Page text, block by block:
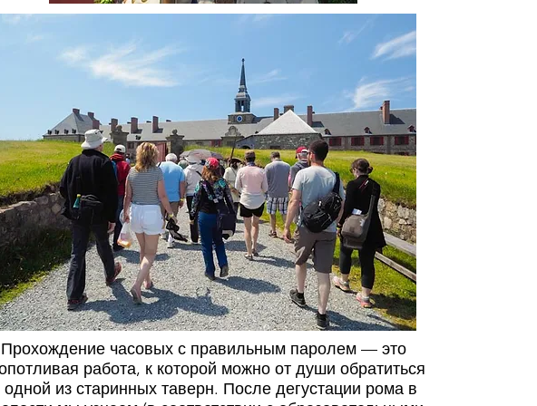
Прохождение часовых с правильным паролем — это
работа, к которой можно от души обратиться
одной из старинных таверн. После дегустации рома в